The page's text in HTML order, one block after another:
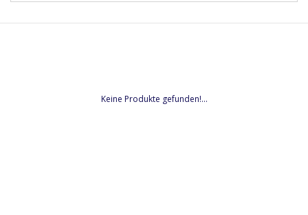
Keine Produkte gefunden!...